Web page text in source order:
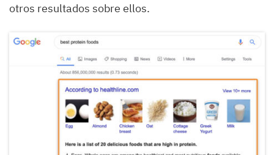
otros resultados sobre ellos.